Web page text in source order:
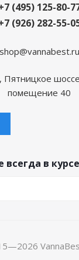
(495) 125-80-
(926) 282-55-
shop@vannabest.ru
Пятницкое
помещение 40
всегда в